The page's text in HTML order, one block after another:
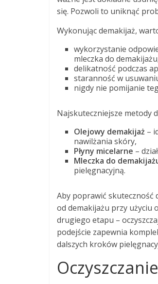
się. Pozwoli to uniknąć
Wykonując demakijaż,
wykorzystanie
mleczka do
delikatność podczas
staranność w
nigdy nie pomijanie
Najskuteczniejsze metody
Olejowy demakijaż –
nawilżania skóry,
Płyny micelarne –
Mleczka do
pielęgnacyjną.
Aby poprawić skuteczność
od demakijażu przy użyciu
drugiego etapu –
podejście zapewnia
dalszych kroków